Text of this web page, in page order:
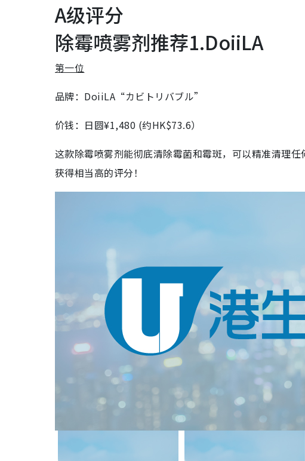
A级评分
除霉喷雾剂推荐1.DoiiLA
第一位
品牌：DoiiLA“カビトリバブル”
价钱：日圆¥1,480 (约HK$73.6）
这款除霉喷雾剂能彻底清除霉菌和霉斑，可以精准清理
获得相当高的评分！